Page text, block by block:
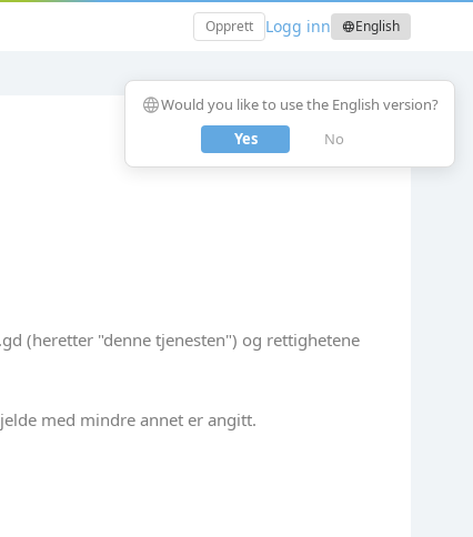
Opprett Logg inn languageEnglish
(heretter "denne tjenesten") og rettighetene
med mindre annet er angitt.
languageWould you like to use the English version?
Yes
No